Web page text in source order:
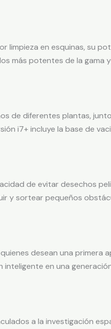
limpieza en esquinas, su
más potentes de la gama
de diferentes plantas,
i7+ incluye la base de
de evitar desechos
y sortear pequeños
desean una primera
en una
a la investigación